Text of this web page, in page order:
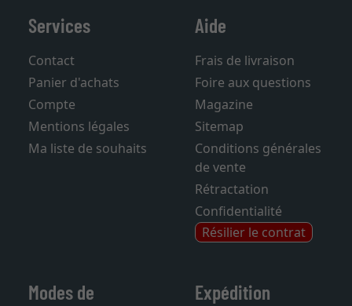
Services
Contact
Panier d'achats
Compte
Mentions légales
Ma liste de souhaits
Aide
Frais de livraison
Foire aux questions
Magazine
Sitemap
Conditions générales
de vente
Rétractation
Confidentialité
Résilier le contrat
Modes de
Expédition